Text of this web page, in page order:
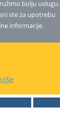
bolju uslugu.
ste za upotrebu
informacije.